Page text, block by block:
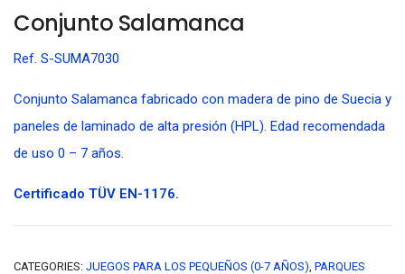
Conjunto Salamanca
Ref. S-SUMA7030
Conjunto Salamanca fabricado con madera de pino de Suecia y
paneles de laminado de alta presión (HPL). Edad recomendada
de uso 0 – 7 años.
Certificado TÜV EN-1176.
CATEGORIES: JUEGOS PARA LOS PEQUEÑOS (0-7 AÑOS) PARQUES